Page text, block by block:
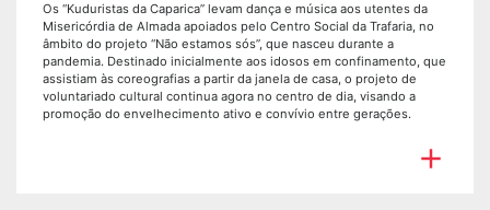
Os “Kuduristas da Caparica” levam dança e música aos utentes da
Misericórdia de Almada apoiados pelo Centro Social da Trafaria, no
âmbito do projeto “Não estamos sós”, que nasceu durante a
pandemia. Destinado inicialmente aos idosos em confinamento, que
assistiam às coreografias a partir da janela de casa, o projeto de
voluntariado cultural continua agora no centro de dia, visando a
promoção do envelhecimento ativo e convívio entre gerações.
